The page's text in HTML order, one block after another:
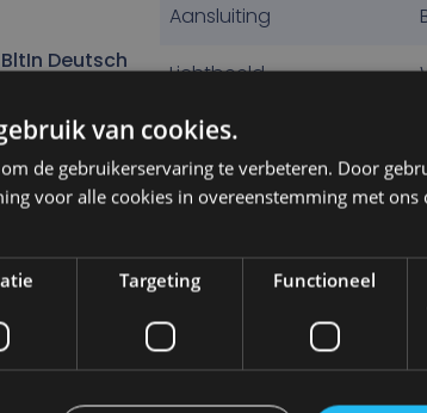
Deutsch
wide flood
misstaat
enkele cabine.
en
Aansluiting
Lichtbeeld
Gewicht
Product code
Merk
van cookies.
de gebruikerservaring te verbeteren. Door
voor alle cookies in overeenstemming met ons
Targeting Functioneel